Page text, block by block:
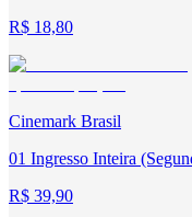
R$ 18,80
Cinemark Brasil
01 Ingresso Inteira
R$ 39,90